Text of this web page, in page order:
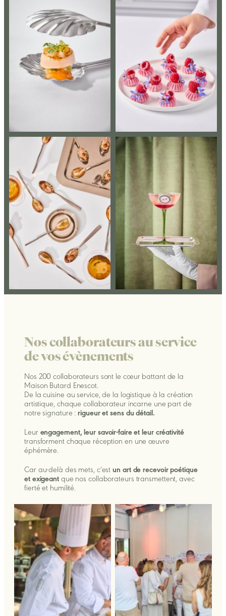
Nos collaborateurs au service
de vos évènements
Nos 200 collaborateurs sont le cœur battant de la
Maison Butard Enescot.
De la cuisine au service, de la logistique à la création
artistique, chaque collaborateur incarne une part de
notre signature :rigueur et sens du détail.
Leur engagement, leur savoir-faire et leur créativité
transforment chaque réception en une œuvre
éphémère.
Car au-delà des mets, c’estun art de recevoir poétique
et exigeantque nos collaborateurs transmettent, avec
fierté et humilité.